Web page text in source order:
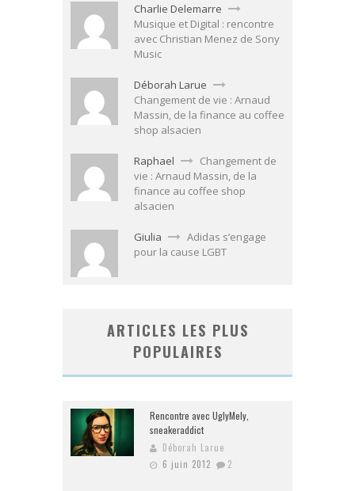
Charlie Delemarre
Musique et Digital : rencontre
avec Christian Menez de Sony
Music
Déborah Larue
Changement de vie : Arnaud
Massin, de la finance au coffee
shop alsacien
Raphael
Changement de
vie : Arnaud Massin, de la
finance au coffee shop
alsacien
Giulia
Adidas s’engage
pour la cause LGBT
ARTICLES LES PLUS
POPULAIRES
Rencontre avec UglyMely,
sneakeraddict
Déborah Larue
6 juin 2012
2